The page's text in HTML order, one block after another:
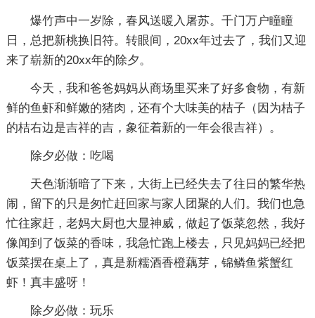
爆竹声中一岁除，春风送暖入屠苏。千门万户瞳瞳
日，总把新桃换旧符。转眼间，20xx年过去了，我们又迎
来了崭新的20xx年的除夕。
今天，我和爸爸妈妈从商场里买来了好多食物，有新
鲜的鱼虾和鲜嫩的猪肉，还有个大味美的桔子（因为桔子
的桔右边是吉祥的吉，象征着新的一年会很吉祥）。
除夕必做：吃喝
天色渐渐暗了下来，大街上已经失去了往日的繁华热
闹，留下的只是匆忙赶回家与家人团聚的人们。我们也急
忙往家赶，老妈大厨也大显神威，做起了饭菜忽然，我好
像闻到了饭菜的香味，我急忙跑上楼去，只见妈妈已经把
饭菜摆在桌上了，真是新糯酒香橙藕芽，锦鳞鱼紫蟹红
虾！真丰盛呀！
除夕必做：玩乐